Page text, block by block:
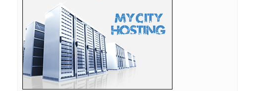
23:34:
Benfika si...
23:33:Težak udes žene iz BiH: Bmw-om se „zakucala“ u zid, na
nju ...
23:33:Kratak predah od vrućina: Pljuskovi noćas stižu u region,
osvj...
23:33:Osuđen provalnik iz BiH, branio se da je krao za liječenje